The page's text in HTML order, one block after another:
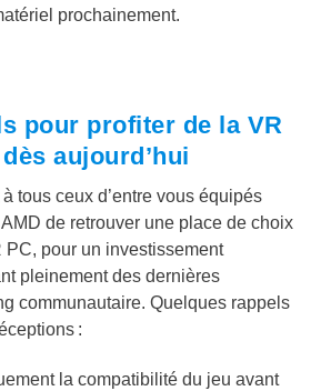
prochainement.
pour profiter de la VR
aujourd’hui
tous ceux d’entre vous équipés
de retrouver une place de choix
PC, pour un investissement
pleinement des dernières
communautaire. Quelques rappels
:
la compatibilité du jeu avant